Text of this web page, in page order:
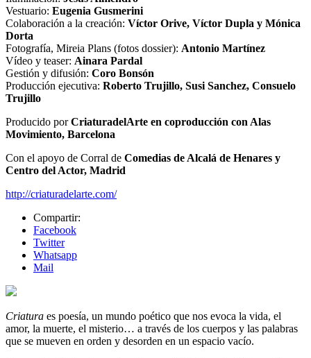
Vestuario: Eugenia Gusmerini
Colaboración a la creación: Víctor Orive, Víctor Dupla y Mónica
Dorta
Fotografía, Mireia Plans (fotos dossier): Antonio Martínez
Vídeo y teaser: Ainara Pardal
Gestión y difusión: Coro Bonsón
Producción ejecutiva: Roberto Trujillo, Susi Sanchez, Consuelo
Trujillo
Producido porCriaturadelArte en coproducción con Alas
Movimiento, Barcelona
Con el apoyo de Corral de Comedias de Alcalá de Henares y
Centro del Actor, Madrid
http://criaturadelarte.com/
Compartir:
Facebook
Twitter
Whatsapp
Mail
Criatura es poesía, un mundo poético que nos evoca la vida, el
amor, la muerte, el misterio… a través de los cuerpos y las palabras
que se mueven en orden y desorden en un espacio vacío.